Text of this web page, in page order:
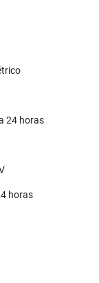
24 horas
horas